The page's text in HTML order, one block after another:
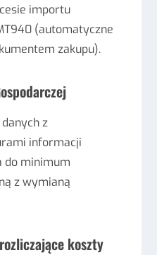
importu
(automatyczne
zakupu).
z
informacji
do minimum
z wymianą
koszty